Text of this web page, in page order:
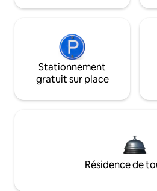
Stationnement
gratuit sur place
Résidence de